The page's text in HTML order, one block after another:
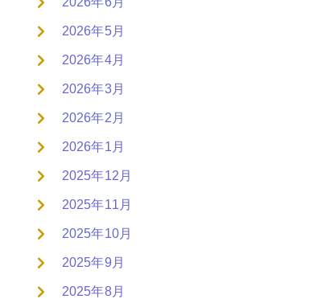
2026年5月
2026年4月
2026年3月
2026年2月
2026年1月
2025年12月
2025年11月
2025年10月
2025年9月
2025年8月